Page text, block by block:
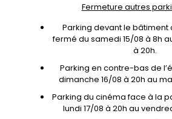
Fermeture autres
Parking devant le bâtiment
fermé du samedi 15/08 à 8h
à 20h.
Parking en contre-bas de
dimanche 16/08 à 20h au
Parking du cinéma face à la
lundi 17/08 à 20h au